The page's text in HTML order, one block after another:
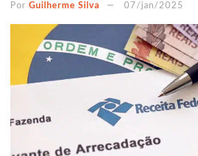
Por Guilherme Silva 07/jan/2025